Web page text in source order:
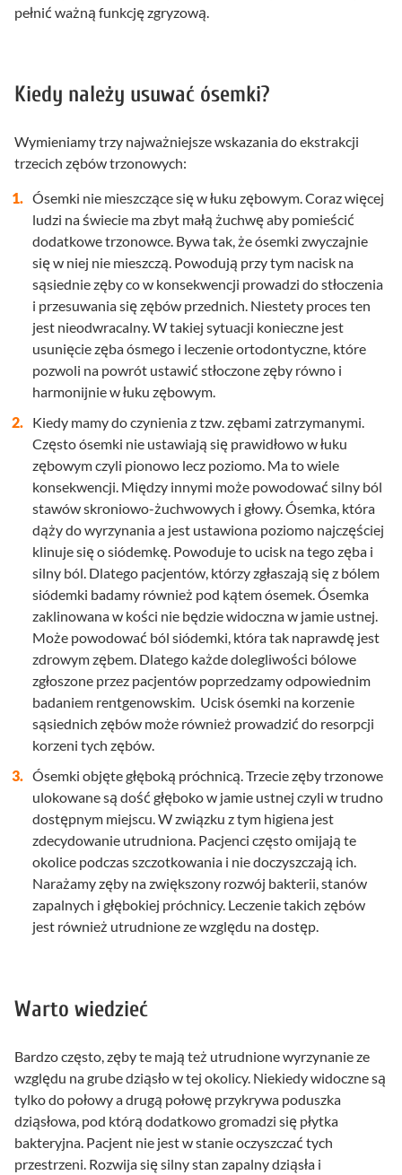
pełnić ważną funkcję zgryzową.
Kiedy należy usuwać ósemki?
Wymieniamy trzy najważniejsze wskazania do ekstrakcji
trzecich zębów trzonowych:
Ósemki nie mieszczące się w łuku zębowym. Coraz więcej
ludzi na świecie ma zbyt małą żuchwę aby pomieścić
dodatkowe trzonowce. Bywa tak, że ósemki zwyczajnie
się w niej nie mieszczą. Powodują przy tym nacisk na
sąsiednie zęby co w konsekwencji prowadzi do stłoczenia
i przesuwania się zębów przednich. Niestety proces ten
jest nieodwracalny. W takiej sytuacji konieczne jest
usunięcie zęba ósmego i leczenie ortodontyczne, które
pozwoli na powrót ustawić stłoczone zęby równo i
harmonijnie w łuku zębowym.
Kiedy mamy do czynienia z tzw. zębami zatrzymanymi.
Często ósemki nie ustawiają się prawidłowo w łuku
zębowym czyli pionowo lecz poziomo. Ma to wiele
konsekwencji. Między innymi może powodować silny ból
stawów skroniowo-żuchwowych i głowy. Ósemka, która
dąży do wyrzynania a jest ustawiona poziomo najczęściej
klinuje się o siódemkę. Powoduje to ucisk na tego zęba i
silny ból. Dlatego pacjentów, którzy zgłaszają się z bólem
siódemki badamy również pod kątem ósemek. Ósemka
zaklinowana w kości nie będzie widoczna w jamie ustnej.
Może powodować ból siódemki, która tak naprawdę jest
zdrowym zębem. Dlatego każde dolegliwości bólowe
zgłoszone przez pacjentów poprzedzamy odpowiednim
badaniem rentgenowskim. Ucisk ósemki na korzenie
sąsiednich zębów może również prowadzić do resorpcji
korzeni tych zębów.
Ósemki objęte głęboką próchnicą. Trzecie zęby trzonowe
ulokowane są dość głęboko w jamie ustnej czyli w trudno
dostępnym miejscu. W związku z tym higiena jest
zdecydowanie utrudniona. Pacjenci często omijają te
okolice podczas szczotkowania i nie doczyszczają ich.
Narażamy zęby na zwiększony rozwój bakterii, stanów
zapalnych i głębokiej próchnicy. Leczenie takich zębów
jest również utrudnione ze względu na dostęp.
Warto wiedzieć
Bardzo często, zęby te mają też utrudnione wyrzynanie ze
względu na grube dziąsło w tej okolicy. Niekiedy widoczne są
tylko do połowy a drugą połowę przykrywa poduszka
dziąsłowa, pod którą dodatkowo gromadzi się płytka
bakteryjna. Pacjent nie jest w stanie oczyszczać tych
przestrzeni. Rozwija się silny stan zapalny dziąsła i